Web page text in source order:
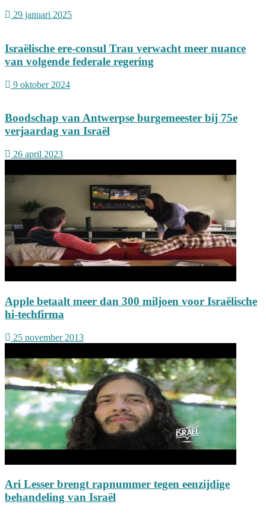
29 januari 2025
Israëlische ere-consul Trau verwacht meer nuance
van volgende federale regering
9 oktober 2024
Boodschap van Antwerpse burgemeester bij 75e
verjaardag van Israël
26 april 2023
Apple betaalt meer dan 300 miljoen voor Israëlische
hi-techfirma
25 november 2013
Ari Lesser brengt rapnummer tegen eenzijdige
behandeling van Israël